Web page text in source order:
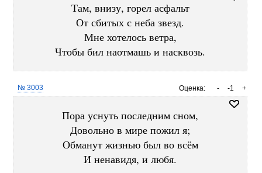
Там, внизу, горел асфальт
От сбитых с неба звезд.
Мне хотелось ветра,
Чтобы бил наотмашь и насквозь.
Оценка: +
-1
-
№ 3003
Пора уснуть последним сном,
Довольно в мире пожил я;
Обманут жизнью был во всём
И ненавидя, и любя.